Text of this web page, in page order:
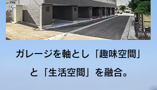
ガレージを軸とし「趣味空間」
と「生活空間」を融合。